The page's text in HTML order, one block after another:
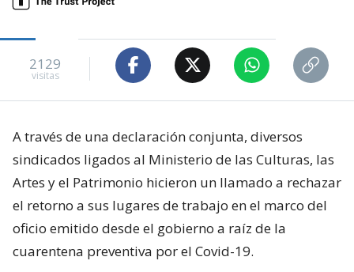
2129
visitas
A través de una declaración conjunta, diversos
sindicados ligados al Ministerio de las Culturas, las
Artes y el Patrimonio hicieron un llamado a rechazar
el retorno a sus lugares de trabajo en el marco del
oficio emitido desde el gobierno a raíz de la
cuarentena preventiva por el Covid-19.